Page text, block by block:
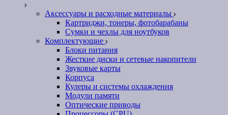
Аксессуары и расходные материалы
Картриджи, тонеры, фотобарабаны
Сумки и чехлы для ноутбуков
Комплектующие
Блоки питания
Жесткие диски и сетевые накопители
Звуковые карты
Корпуса
Кулеры и системы охлаждения
Модули памяти
Оптические приводы